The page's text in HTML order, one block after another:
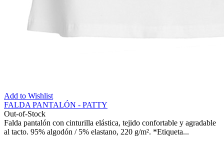
Add to Wishlist
FALDA PANTALÓN - PATTY
Out-of-Stock
Falda pantalón con cinturilla elástica, tejido confortable y agradable
al tacto. 95% algodón / 5% elastano, 220 g/m². *Etiqueta...